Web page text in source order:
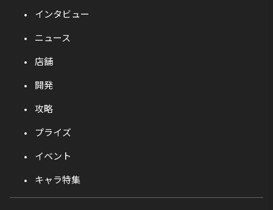
インタビュー
ニュース
店舗
開発
攻略
プライズ
イベント
キャラ特集